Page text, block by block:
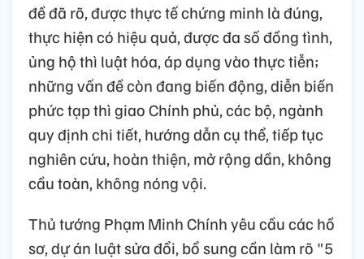
đề đã rõ, được thực tế chứng minh là đúng,
thực hiện có hiệu quả, được đa số đồng tình,
ủng hộ thì luật hóa, áp dụng vào thực tiễn;
những vấn đề còn đang biến động, diễn biến
phức tạp thì giao Chính phủ, các bộ, ngành
quy định chi tiết, hướng dẫn cụ thể, tiếp tục
nghiên cứu, hoàn thiện, mở rộng dần, không
cầu toàn, không nóng vội.
Thủ tướng Phạm Minh Chính yêu cầu các hồ
sơ, dự án luật sửa đổi, bổ sung cần làm rõ "5